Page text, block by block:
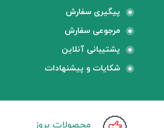
پیگیری سفارش
مرجوعی سفارش
پشتیبانی آنلاین
شکایات و پیشنهادات
محصولات بروز